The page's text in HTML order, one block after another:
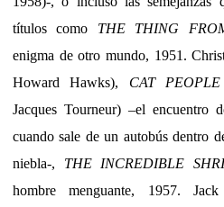
títulos como THE THING
enigma de otro mundo, 1951.
Howard Hawks), CAT PEOPLE
Jacques Tourneur) –el encuentro
cuando sale de un autobús dentro
niebla-, THE INCREDIBLE
hombre menguante, 1957.